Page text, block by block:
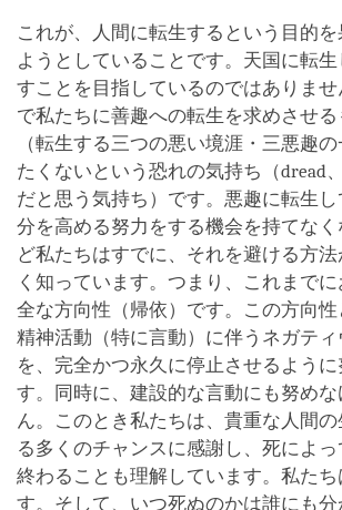
これが、人間に転生するという目的
ようとしていることです。天国に転
すことを目指しているのではありま
で私たちに善趣への転生を求めさせ
（転生する三つの悪い境涯・三悪趣
たくないという恐れの気持ち（dread
だと思う気持ち）です。悪趣に転生
分を高める努力をする機会を持てな
ど私たちはすでに、それを避ける方法
く知っています。つまり、これまで
全な方向性（帰依）です。この方向
精神活動（特に言動）に伴うネガテ
を、完全かつ永久に停止させるよう
す。同時に、建設的な言動にも努め
ん。このとき私たちは、貴重な人間
る多くのチャンスに感謝し、死によ
終わることも理解しています。私たち
す。そして、いつ死ぬのかは誰にも分